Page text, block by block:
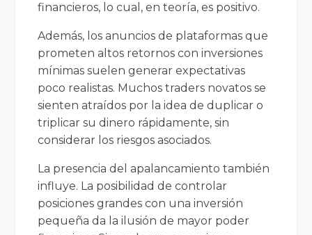
financieros, lo cual, en teoría, es positivo.
Además, los anuncios de plataformas que
prometen altos retornos con inversiones
mínimas suelen generar expectativas
poco realistas. Muchos traders novatos se
sienten atraídos por la idea de duplicar o
triplicar su dinero rápidamente, sin
considerar los riesgos asociados.
La presencia del apalancamiento también
influye. La posibilidad de controlar
posiciones grandes con una inversión
pequeña da la ilusión de mayor poder